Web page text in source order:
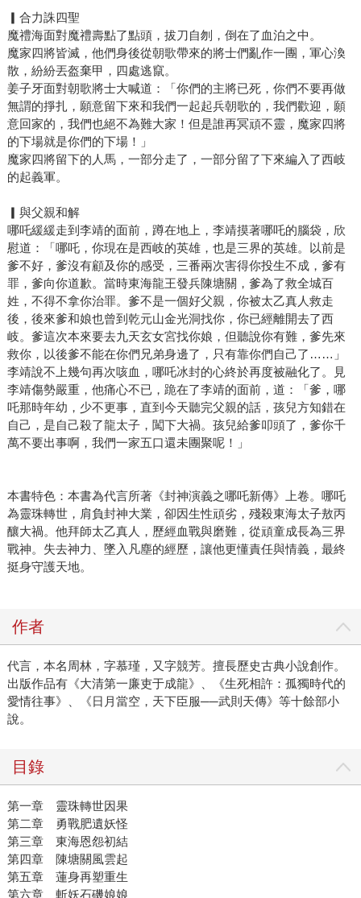
▎合力誅四聖
魔禮海面對魔禮壽點了點頭，拔刀自刎，倒在了血泊之中。
魔家四將皆滅，他們身後從朝歌帶來的將士們亂作一團，軍心渙
散，紛紛丟盔棄甲，四處逃竄。
姜子牙面對朝歌將士大喊道：「你們的主將已死，你們不要再做
無謂的掙扎，願意留下來和我們一起起兵朝歌的，我們歡迎，願
意回家的，我們也絕不為難大家！但是誰再冥頑不靈，魔家四將
的下場就是你們的下場！」
魔家四將留下的人馬，一部分走了，一部分留了下來編入了西岐
的起義軍。
▎與父親和解
哪吒緩緩走到李靖的面前，蹲在地上，李靖摸著哪吒的腦袋，欣
慰道：「哪吒，你現在是西岐的英雄，也是三界的英雄。以前是
爹不好，爹沒有顧及你的感受，三番兩次害得你投生不成，爹有
罪，爹向你道歉。當時東海龍王發兵陳塘關，爹為了救全城百
姓，不得不拿你治罪。爹不是一個好父親，你被太乙真人救走
後，後來爹和娘也曾到乾元山金光洞找你，你已經離開去了西
岐。爹這次本來要去九天玄女宮找你娘，但聽說你有難，爹先來
救你，以後爹不能在你們兄弟身邊了，只有靠你們自己了……」
李靖說不上幾句再次咳血，哪吒冰封的心終於再度被融化了。見
李靖傷勢嚴重，他痛心不已，跪在了李靖的面前，道：「爹，哪
吒那時年幼，少不更事，直到今天聽完父親的話，孩兒方知錯在
自己，是自己殺了龍太子，闖下大禍。孩兒給爹叩頭了，爹你千
萬不要出事啊，我們一家五口還未團聚呢！」
本書特色：本書為代言所著《封神演義之哪吒新傳》上卷。哪吒
為靈珠轉世，肩負封神大業，卻因生性頑劣，殘殺東海太子敖丙
釀大禍。他拜師太乙真人，歷經血戰與磨難，從頑童成長為三界
戰神。失去神力、墜入凡塵的經歷，讓他更懂責任與情義，最終
挺身守護天地。
作者
代言，本名周林，字慕瑾，又字競芳。擅長歷史古典小說創作。
出版作品有《大清第一廉吏于成龍》、《生死相許：孤獨時代的
愛情往事》、《日月當空，天下臣服──武則天傳》等十餘部小
說。
目錄
第一章 靈珠轉世因果
第二章 勇戰肥遺妖怪
第三章 東海恩怨初結
第四章 陳塘關風雲起
第五章 蓮身再塑重生
第六章 斬妖石磯娘娘